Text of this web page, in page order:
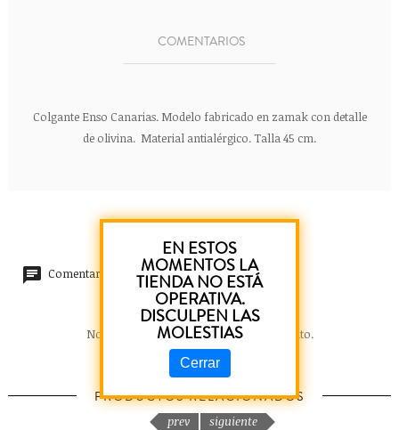
COMENTARIOS
Colgante Enso Canarias. Modelo fabricado en zamak con detalle
de olivina. Material antialérgico. Talla 45 cm.
Comentarios (0)
No hay reseñas de clientes en este momento.
PRODUCTOS RELACIONADOS
prev siguiente
EN ESTOS
MOMENTOS LA
TIENDA NO ESTÁ
OPERATIVA.
DISCULPEN LAS
MOLESTIAS
Cerrar